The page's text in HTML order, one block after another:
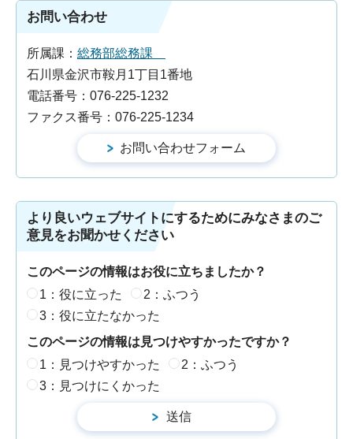
お問い合わせ
所属課： 総務部総務課
石川県金沢市鞍月1丁目1番地
電話番号：076-225-1232
ファクス番号：076-225-1234
より良いウェブサイトにするためにみなさまのご
意見をお聞かせください
このページの情報はお役に立ちましたか？
1：役に立った
2：ふつう
3：役に立たなかった
このページの情報は見つけやすかったですか？
1：見つけやすかった
2：ふつう
3：見つけにくかった